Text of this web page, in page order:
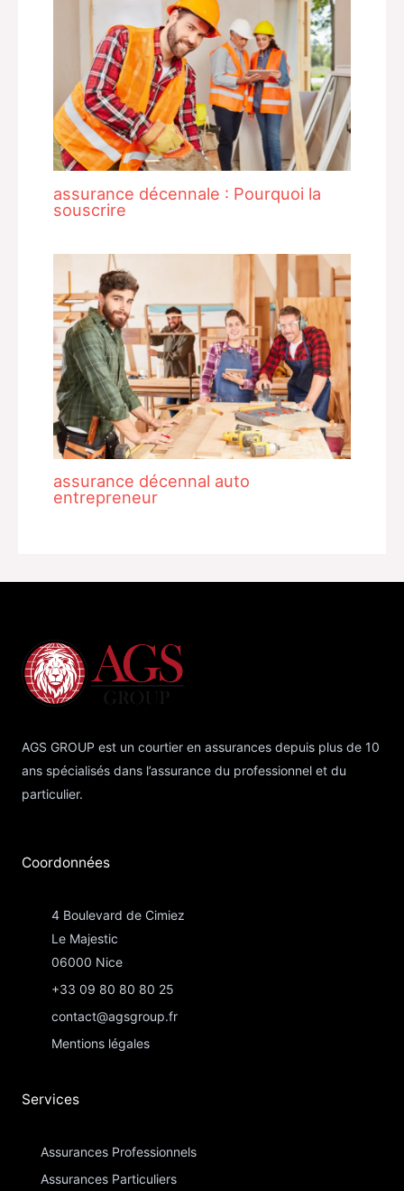
assurance décennale : Pourquoi la
souscrire
assurance décennal auto
entrepreneur
AGS GROUP est un courtier en assurances depuis plus de 10
ans spécialisés dans l’assurance du professionnel et du
particulier.
Coordonnées​
4 Boulevard de Cimiez
Le Majestic
06000 Nice
+33 09 80 80 80 25
contact@agsgroup.fr
Mentions légales
Services
Assurances Professionnels
Assurances Particuliers​